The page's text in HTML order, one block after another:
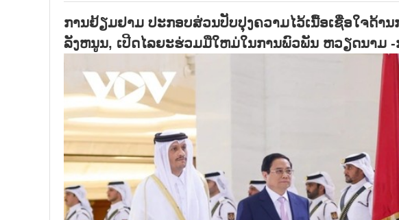
ການຢ້ຽມຢາມ ປະກອບສ່ວນປັບປຸງຄວາມໄວ້ເນື້ອເຊື່ອໃຈດ້ານ
ລັງຫນູນ, ເປີດໄລຍະຮ່ວມມືໃຫມ່ໃນການພົວພັນ ຫວຽດນາມ -